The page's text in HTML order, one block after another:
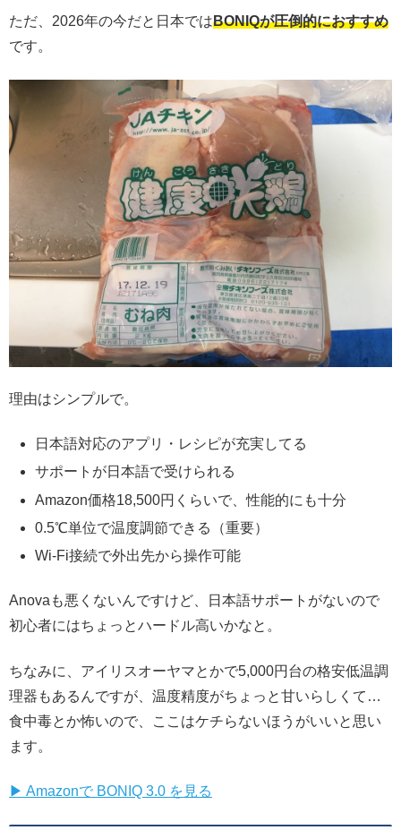
ただ、2026年の今だと日本ではBONIQが圧倒的におすすめ
です。
理由はシンプルで。
日本語対応のアプリ・レシピが充実してる
サポートが日本語で受けられる
Amazon価格18,500円くらいで、性能的にも十分
0.5℃単位で温度調節できる（重要）
Wi-Fi接続で外出先から操作可能
Anovaも悪くないんですけど、日本語サポートがないので
初心者にはちょっとハードル高いかなと。
ちなみに、アイリスオーヤマとかで5,000円台の格安低温調
理器もあるんですが、温度精度がちょっと甘いらしくて…
食中毒とか怖いので、ここはケチらないほうがいいと思い
ます。
▶ Amazonで BONIQ 3.0 を見る